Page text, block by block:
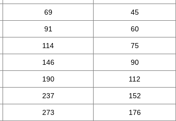
69 45
91 60
114 75
146 90
190 112
237 152
273 176